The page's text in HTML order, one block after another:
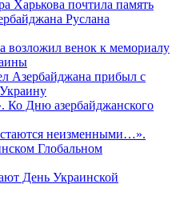
Харькова почтила память
Руслана
венок к мемориалу
Азербайджана прибыл с
Дню азербайджанского
неизменными…».
Глобальном
День Украинской